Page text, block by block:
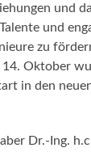
und
und
zu
14. Oktober
in den
Dr.-Ing.